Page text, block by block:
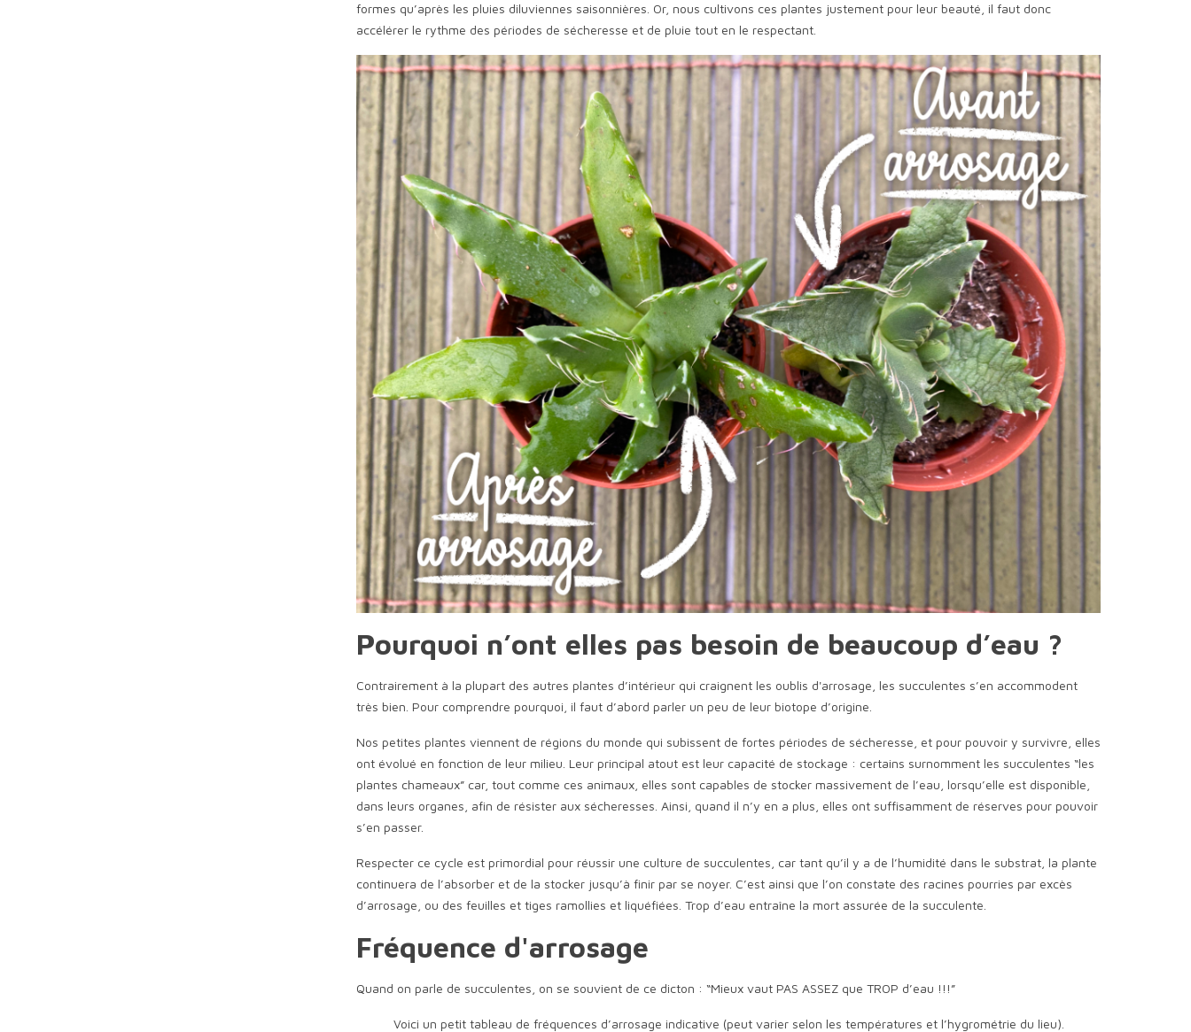
formes qu’après les pluies diluviennes saisonnières. Or, nous cultivons ces plantes justement pour leur beauté, il faut donc
accélérer le rythme des périodes de sécheresse et de pluie tout en le respectant.
Pourquoi n’ont elles pas besoin de beaucoup d’eau ?
Contrairement à la plupart des autres plantes d’intérieur qui craignent les oublis d'arrosage, les succulentes s’en accommodent
très bien. Pour comprendre pourquoi, il faut d’abord parler un peu de leur biotope d’origine.
Nos petites plantes viennent de régions du monde qui subissent de fortes périodes de sécheresse, et pour pouvoir y survivre, elles
ont évolué en fonction de leur milieu. Leur principal atout est leur capacité de stockage : certains surnomment les succulentes “les
plantes chameaux” car, tout comme ces animaux, elles sont capables de stocker massivement de l’eau, lorsqu’elle est disponible,
dans leurs organes, afin de résister aux sécheresses. Ainsi, quand il n’y en a plus, elles ont suffisamment de réserves pour pouvoir
s’en passer.
Respecter ce cycle est primordial pour réussir une culture de succulentes, car tant qu’il y a de l’humidité dans le substrat, la plante
continuera de l’absorber et de la stocker jusqu’à finir par se noyer. C’est ainsi que l’on constate des racines pourries par excès
d’arrosage, ou des feuilles et tiges ramollies et liquéfiées. Trop d’eau entraîne la mort assurée de la succulente.
Fréquence d'arrosage
Quand on parle de succulentes, on se souvient de ce dicton : “Mieux vaut PAS ASSEZ que TROP d’eau !!!”
Voici un petit tableau de fréquences d’arrosage indicative (peut varier selon les températures et l’hygrométrie du lieu).